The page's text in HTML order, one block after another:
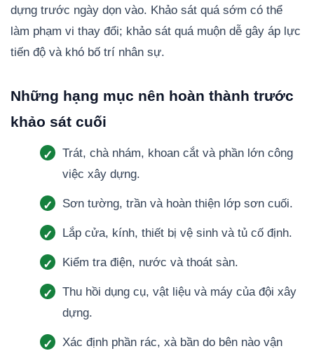
dựng trước ngày dọn vào. Khảo sát quá sớm có thể
làm phạm vi thay đổi; khảo sát quá muộn dễ gây áp lực
tiến độ và khó bố trí nhân sự.
Những hạng mục nên hoàn thành trước
khảo sát cuối
Trát, chà nhám, khoan cắt và phần lớn công
việc xây dựng.
Sơn tường, trần và hoàn thiện lớp sơn cuối.
Lắp cửa, kính, thiết bị vệ sinh và tủ cố định.
Kiểm tra điện, nước và thoát sàn.
Thu hồi dụng cụ, vật liệu và máy của đội xây
dựng.
Xác định phần rác, xà bần do bên nào vận